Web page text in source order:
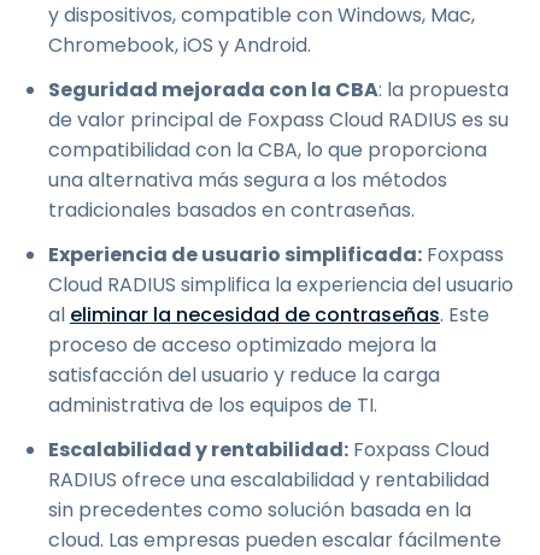
y dispositivos, compatible con Windows, Mac,
Chromebook, iOS y Android.
Seguridad mejorada con la CBA: la propuesta
de valor principal de Foxpass Cloud RADIUS es su
compatibilidad con la CBA, lo que proporciona
una alternativa más segura a los métodos
tradicionales basados en contraseñas.
Experiencia de usuario simplificada: Foxpass
Cloud RADIUS simplifica la experiencia del usuario
al eliminar la necesidad de contraseñas. Este
proceso de acceso optimizado mejora la
satisfacción del usuario y reduce la carga
administrativa de los equipos de TI.
Escalabilidad y rentabilidad: Foxpass Cloud
RADIUS ofrece una escalabilidad y rentabilidad
sin precedentes como solución basada en la
cloud. Las empresas pueden escalar fácilmente